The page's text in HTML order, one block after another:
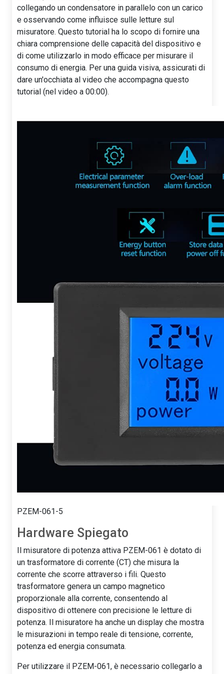
collegando un condensatore in parallelo con un carico
e osservando come influisce sulle letture sul
misuratore. Questo tutorial ha lo scopo di fornire una
chiara comprensione delle capacità del dispositivo e
di come utilizzarlo in modo efficace per misurare il
consumo di energia. Per una guida visiva, assicurati di
dare un'occhiata al video che accompagna questo
tutorial (nel video a 00:00).
PZEM-061-5
Hardware Spiegato
Il misuratore di potenza attiva PZEM-061 è dotato di
un trasformatore di corrente (CT) che misura la
corrente che scorre attraverso i fili. Questo
trasformatore genera un campo magnetico
proporzionale alla corrente, consentendo al
dispositivo di ottenere con precisione le letture di
potenza. Il misuratore ha anche un display che mostra
le misurazioni in tempo reale di tensione, corrente,
potenza ed energia consumata.
Per utilizzare il PZEM-061, è necessario collegarlo a